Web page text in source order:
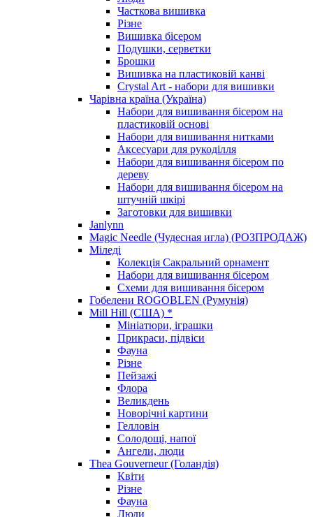
Часткова вишивка
Різне
Вишивка бісером
Подушки, серветки
Брошки
Вишивка на пластиковій канві
Crystal Art - набори для вишивки
Чарівна країна (Україна)
Набори для вишивання бісером на
пластиковій основі
Набори для вишивання нитками
Аксесуари для рукоділля
Набори для вишивання бісером по
дереву
Набори для вишивання бісером на
штучній шкірі
Заготовки для вишивки
Janlynn
Magic Needle (Чудесная игла) (РОЗПРОДАЖ)
Міледі
Колекція Сакральний орнамент
Набори для вишивання бісером
Схеми для вишивання бісером
Гобелени ROGOBLEN (Румунія)
Mill Hill (США) *
Мініатюри, іграшки
Прикраси, підвіси
Фауна
Різне
Пейзажі
Флора
Великдень
Новорічні картини
Гелловін
Солодощі, напої
Ангели, люди
Thea Gouverneur (Голандія)
Квіти
Різне
Фауна
Люди